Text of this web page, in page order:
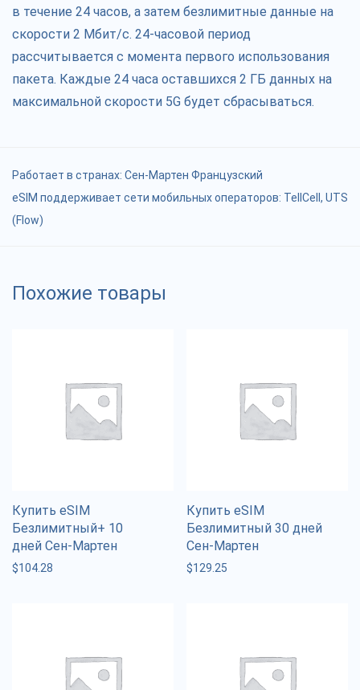
в течение 24 часов, а затем безлимитные данные на
скорости 2 Мбит/с. 24-часовой период
рассчитывается с момента первого использования
пакета. Каждые 24 часа оставшихся 2 ГБ данных на
максимальной скорости 5G будет сбрасываться.
Работает в странах: Сен-Мартен Французский
eSIM поддерживает сети мобильных операторов: TellCell, UTS
(Flow)
Похожие товары
Купить eSIM
Безлимитный+ 10
дней Сен-Мартен
$104.28
Купить eSIM
Безлимитный 30 дней
Сен-Мартен
$129.25